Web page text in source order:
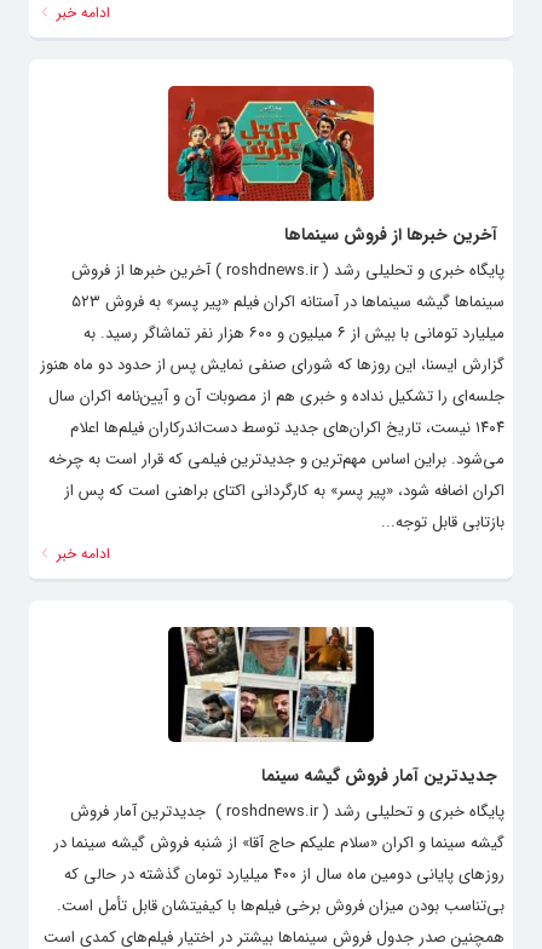
ادامه خبر
آخرین خبرها از فروش سینماها
پایگاه خبری و تحلیلی رشد ( roshdnews.ir ) آخرین خبرها از فروش
سینماها گیشه سینماها در آستانه اکران فیلم «پیر پسر» به فروش ۵۲۳
میلیارد تومانی با بیش از ۶ میلیون و ۶۰۰ هزار نفر تماشاگر رسید. به
گزارش ایسنا، این روزها که شورای صنفی نمایش پس از حدود دو ماه هنوز
جلسه‌ای را تشکیل نداده و خبری هم از مصوبات آن و آیین‌نامه اکران سال
۱۴۰۴ نیست، تاریخ اکران‌های جدید توسط دست‌اندرکاران فیلم‌ها اعلام
می‌شود. براین اساس مهم‌ترین و جدیدترین فیلمی که قرار است به چرخه
اکران اضافه شود، «پیر پسر» به کارگردانی اکتای براهنی است که پس از
بازتابی قابل توجه...
ادامه خبر
جدیدترین آمار فروش گیشه سینما
پایگاه خبری و تحلیلی رشد ( roshdnews.ir ) جدیدترین آمار فروش
گیشه سینما و اکران «سلام علیکم حاج آقا» از شنبه فروش گیشه سینما در
روزهای پایانی دومین ماه سال از ۴۰۰ میلیارد تومان گذشته در حالی که
بی‌تناسب بودن میزان فروش برخی فیلم‌ها با کیفیتشان قابل تأمل است.
همچنین صدر جدول فروش سینماها بیشتر در اختیار فیلم‌های کمدی است